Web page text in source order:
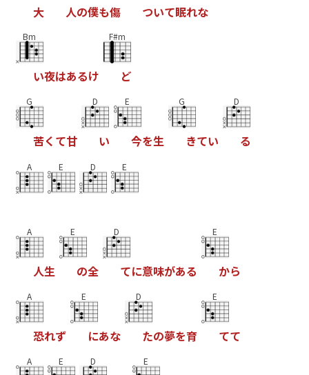
大 人の僕も傷 ついて眠れな
Bm
い夜はあるけ
F#m
ど
G
苦く て甘
D
い
E
今を生
G
きてい
D
る
A E D E
A
人生
E
の全
D
てに意味がある
E
から
A
恐れず
E
にあな
D
たの夢を育
E
てて
A E D E